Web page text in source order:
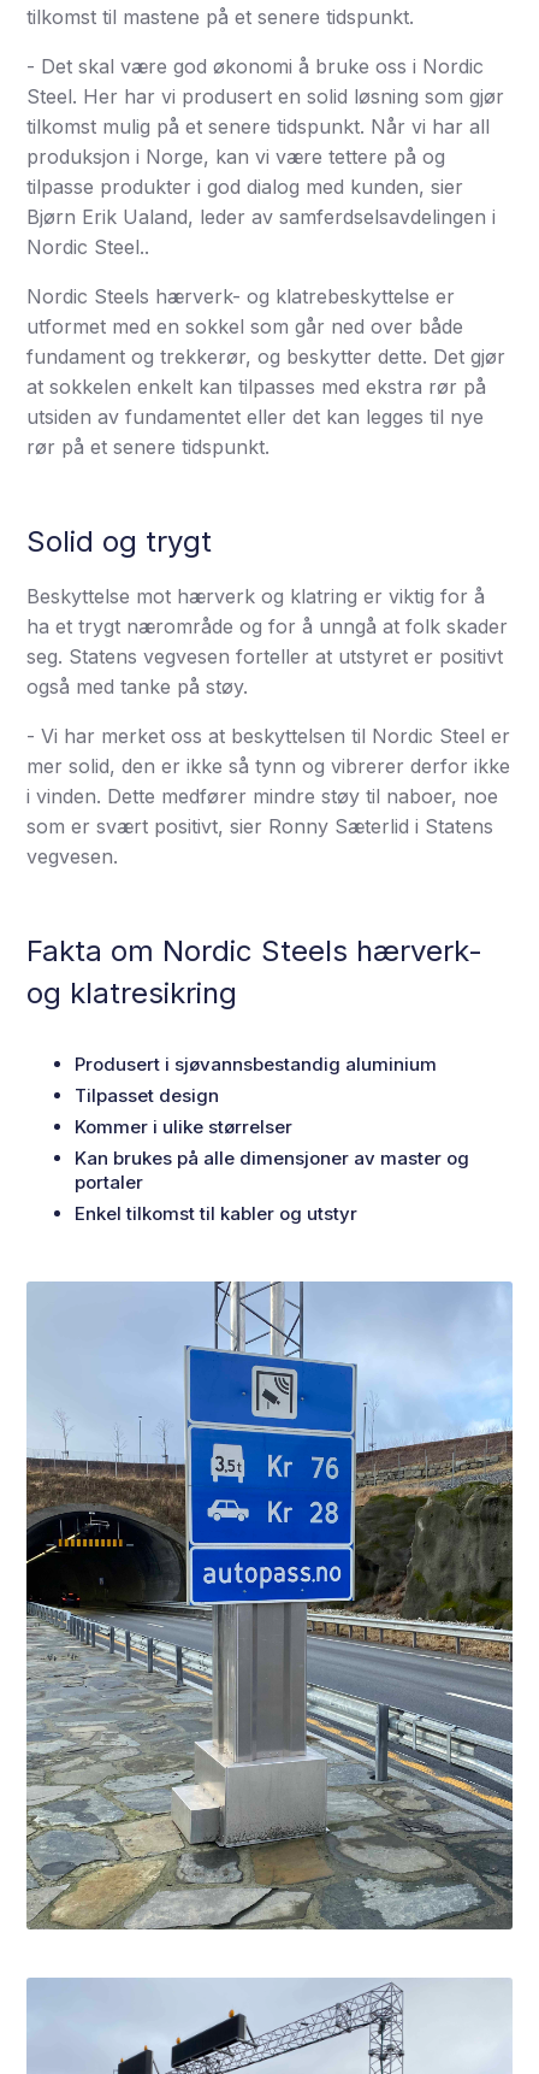
tilkomst til mastene på et senere tidspunkt.
- Det skal være god økonomi å bruke oss i Nordic
Steel. Her har vi produsert en solid løsning som gjør
tilkomst mulig på et senere tidspunkt. Når vi har all
produksjon i Norge, kan vi være tettere på og
tilpasse produkter i god dialog med kunden, sier
Bjørn Erik Ualand, leder av samferdselsavdelingen i
Nordic Steel..
Nordic Steels hærverk- og klatrebeskyttelse er
utformet med en sokkel som går ned over både
fundament og trekkerør, og beskytter dette. Det gjør
at sokkelen enkelt kan tilpasses med ekstra rør på
utsiden av fundamentet eller det kan legges til nye
rør på et senere tidspunkt.
Solid og trygt
Beskyttelse mot hærverk og klatring er viktig for å
ha et trygt nærområde og for å unngå at folk skader
seg. Statens vegvesen forteller at utstyret er positivt
også med tanke på støy.
- Vi har merket oss at beskyttelsen til Nordic Steel er
mer solid, den er ikke så tynn og vibrerer derfor ikke
i vinden. Dette medfører mindre støy til naboer, noe
som er svært positivt, sier Ronny Sæterlid i Statens
vegvesen.
Fakta om Nordic Steels hærverk-
og klatresikring
Produsert i sjøvannsbestandig aluminium
Tilpasset design
Kommer i ulike størrelser
Kan brukes på alle dimensjoner av master og
portaler
Enkel tilkomst til kabler og utstyr